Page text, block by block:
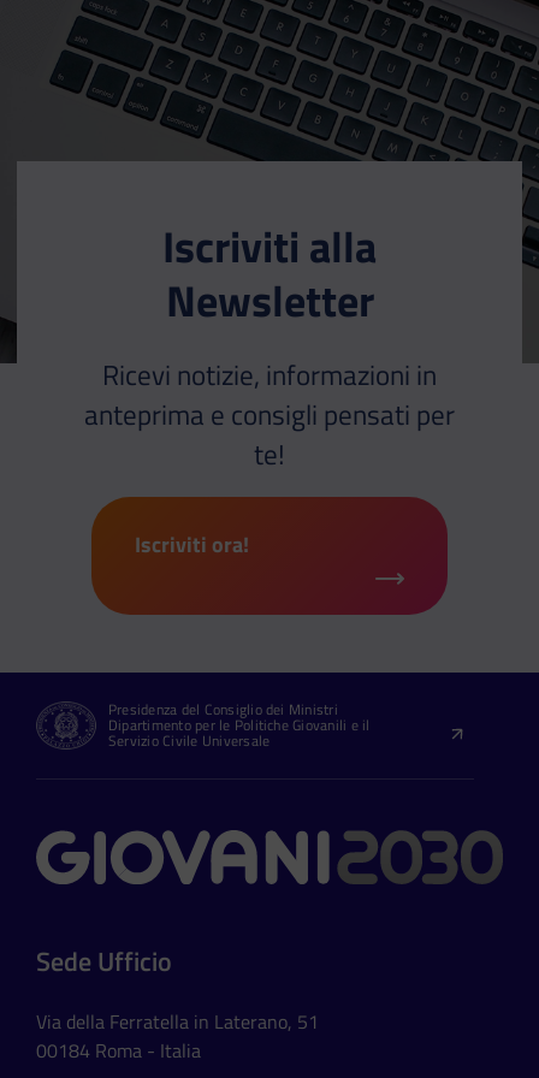
Iscriviti alla
Newsletter
Ricevi notizie, informazioni in
anteprima e consigli pensati per
te!
Iscriviti ora!
Presidenza del Consiglio dei Ministri
Dipartimento per le Politiche Giovanili e il
Servizio Civile Universale
Contatti
Sede Ufficio
Via della Ferratella in Laterano, 51
00184 Roma - Italia